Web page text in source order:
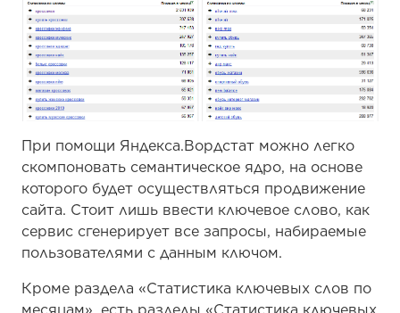
При помощи Яндекса.Вордстат можно легко
скомпоновать семантическое ядро, на основе
которого будет осуществляться продвижение
сайта. Стоит лишь ввести ключевое слово, как
сервис сгенерирует все запросы, набираемые
пользователями с данным ключом.
Кроме раздела «Статистика ключевых слов по
месяцам», есть разделы «Статистика ключевых